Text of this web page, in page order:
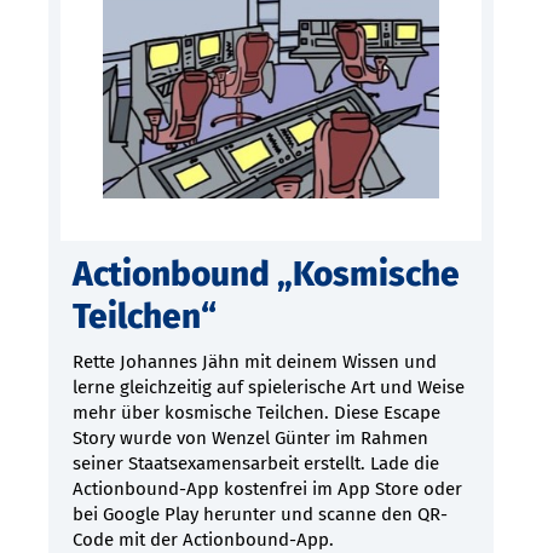
Actionbound „Kosmische
Teilchen“
Rette Johannes Jähn mit deinem Wissen und
lerne gleichzeitig auf spielerische Art und Weise
mehr über kosmische Teilchen. Diese Escape
Story wurde von Wenzel Günter im Rahmen
seiner Staatsexamensarbeit erstellt. Lade die
Actionbound-App kostenfrei im App Store oder
bei Google Play herunter und scanne den QR-
Code mit der Actionbound-App.